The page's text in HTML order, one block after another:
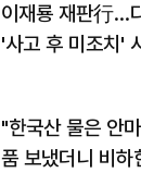
이재룡 재판行…
'사고 후 미조치'
"한국산 물은 안
품 보냈더니 비하